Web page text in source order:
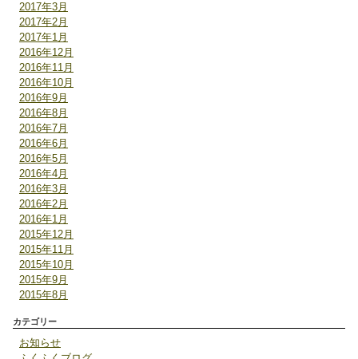
2017年3月
2017年2月
2017年1月
2016年12月
2016年11月
2016年10月
2016年9月
2016年8月
2016年7月
2016年6月
2016年5月
2016年4月
2016年3月
2016年2月
2016年1月
2015年12月
2015年11月
2015年10月
2015年9月
2015年8月
カテゴリー
お知らせ